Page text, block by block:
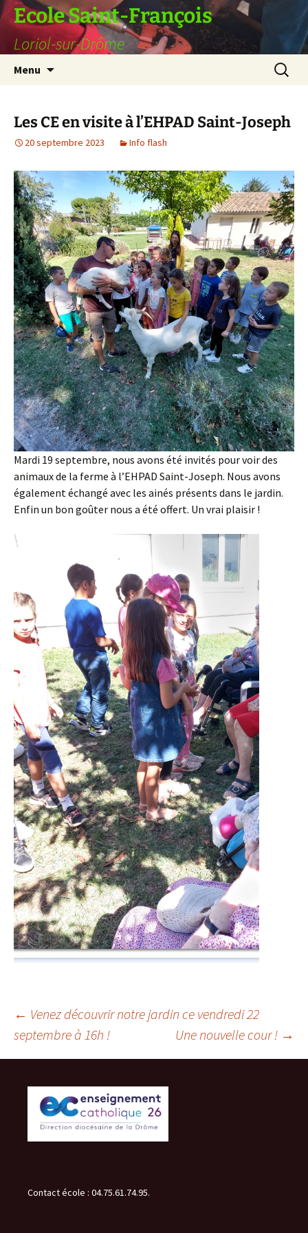
Ecole Saint-François
Loriol-sur-Drôme
Menu
Les CE en visite à l’EHPAD Saint-Joseph
20 septembre 2023 Info flash
Mardi 19 septembre, nous avons été invités pour voir des
animaux de la ferme à l’EHPAD Saint-Joseph. Nous avons
également échangé avec les ainés présents dans le jardin.
Enfin un bon goûter nous a été offert. Un vrai plaisir !
Navigation
des
articles
← Venez découvrir notre jardin ce vendredi 22
septembre à 16h !
Une nouvelle cour ! →
Contact école : 04.75.61.74.95.